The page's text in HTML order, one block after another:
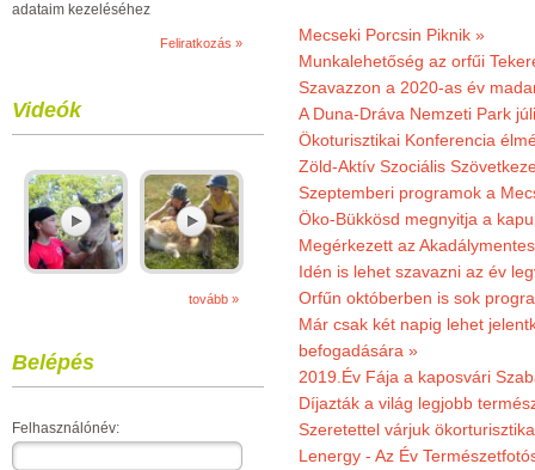
adataim kezeléséhez
Videók
tovább »
Belépés
Felhasználónév:
Mecseki Porcsin Piknik »
Munkalehetőség az orfűi
Szavazzon a 2020-as év
A Duna-Dráva Nemzeti Park
Ökoturisztikai Konferencia
Zöld-Aktív Szociális
Szeptemberi programok a
Öko-Bükkösd megnyitja a
Megérkezett az
Idén is lehet szavazni az év
Orfűn októberben is sok
Már csak két napig lehet
befogadására »
2019.Év Fája a kaposvári
Díjazták a világ legjobb
Szeretettel várjuk
Lenergy - Az Év